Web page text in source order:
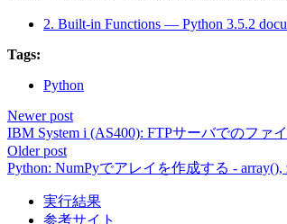
2. Built-in Functions — Python 3.5.2
Tags:
Python
Newer post
IBM System i (AS400): FTPサーバでのフ
Older post
Python: NumPyでアレイを作成する - array(),
実行結果
参考サイト